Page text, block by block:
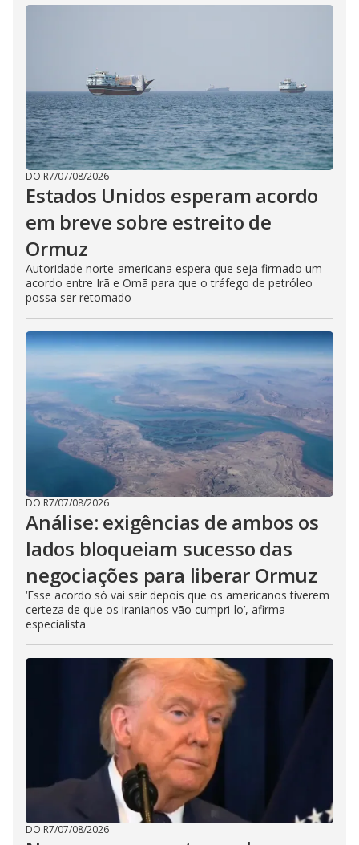
DO R7/07/08/2026
Estados Unidos esperam acordo
em breve sobre estreito de
Ormuz
Autoridade norte-americana espera que seja firmado um
acordo entre Irã e Omã para que o tráfego de petróleo
possa ser retomado
DO R7/07/08/2026
Análise: exigências de ambos os
lados bloqueiam sucesso das
negociações para liberar Ormuz
‘Esse acordo só vai sair depois que os americanos tiverem
certeza de que os iranianos vão cumpri-lo’, afirma
especialista
DO R7/07/08/2026